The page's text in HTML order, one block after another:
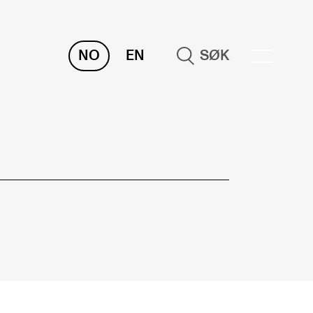
NO EN SØK